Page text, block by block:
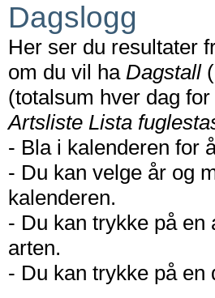
Dagslogg
Her ser du resultater
om du vil ha Dagstall
(totalsum hver dag
Artsliste Lista
- Bla i kalenderen for
- Du kan velge år og
kalenderen.
- Du kan trykke på en
arten.
- Du kan trykke på en